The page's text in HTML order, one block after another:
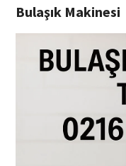
Bulaşık Makinesi